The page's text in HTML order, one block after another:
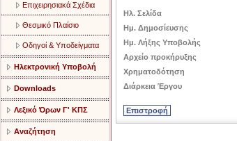
Επιχειρησιακά Σχέδια
Θεσμικό Πλαίσιο
Οδηγοί & Υποδείγματα
Ηλεκτρονική Υποβολή
Downloads
Λεξικό Όρων Γ' ΚΠΣ
Αναζήτηση
Ηλ. Σελίδα
Ημ. Δημοσίευσης
Ημ. Λήξης Υποβολής
Αρχείο προκήρυξης
Χρηματοδότηση
Διάρκεια Έργου